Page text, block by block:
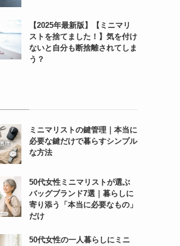
【2025年最新版】【ミニマリ
ストを捨てました！】気を付け
ないと自分も断捨離されてしま
う？
ミニマリストの鍵管理｜本当に
必要な鍵だけで暮らすシンプル
な方法
50代女性ミニマリストが選ぶ
バッグブランド7選｜暮らしに
寄り添う「本当に必要なもの」
だけ
50代女性の一人暮らしにミニ